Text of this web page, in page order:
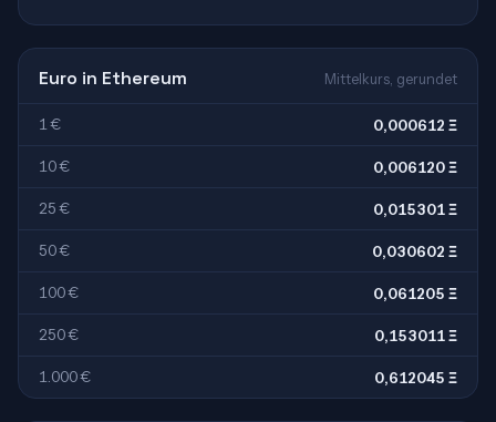
Euro in Ethereum Mittelkurs, gerundet
1 € 0,000612 Ξ
10 € 0,006120 Ξ
25 € 0,015301 Ξ
50 € 0,030602 Ξ
100 € 0,061205 Ξ
250 € 0,153011 Ξ
1.000 € 0,612045 Ξ